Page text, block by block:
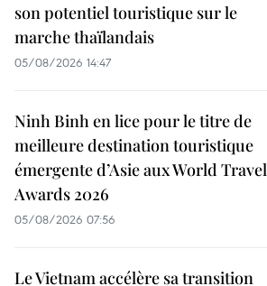
son potentiel touristique sur le
marche thaïlandais
05/08/2026 14:47
Ninh Binh en lice pour le titre de
meilleure destination touristique
émergente d’Asie aux World Travel
Awards 2026
05/08/2026 07:56
Le Vietnam accélère sa transition